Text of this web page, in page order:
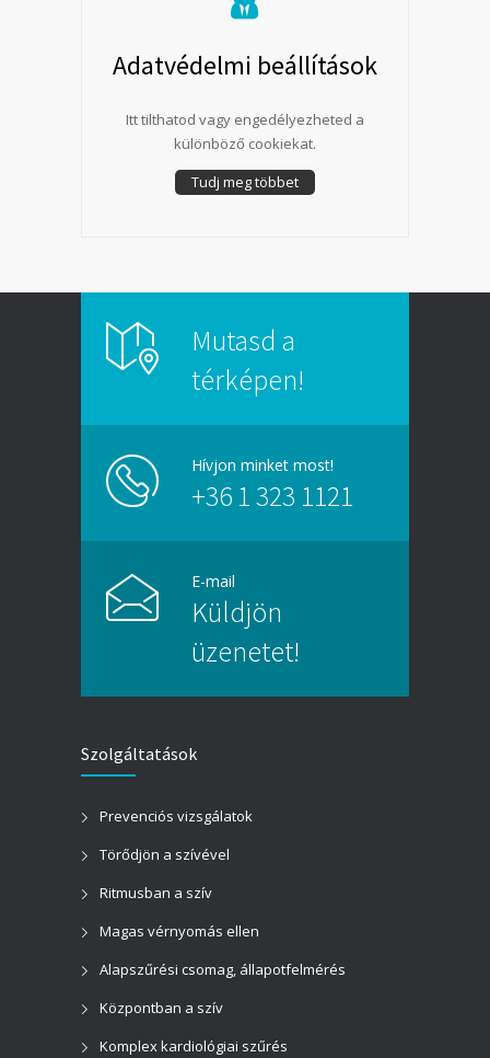
Adatvédelmi beállítások
Itt tilthatod vagy engedélyezheted a
különböző cookiekat.
Tudj meg többet
Mutasd a
térképen!
Hívjon minket most!
+36 1 323 1121
E-mail
Küldjön
üzenetet!
Szolgáltatások
Prevenciós vizsgálatok
Törődjön a szívével
Ritmusban a szív
Magas vérnyomás ellen
Alapszűrési csomag, állapotfelmérés
Központban a szív
Komplex kardiológiai szűrés